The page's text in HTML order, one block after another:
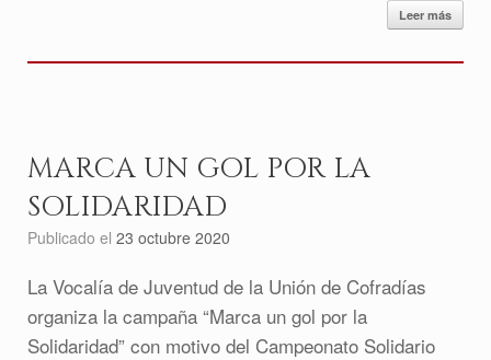
Leer más
MARCA UN GOL POR LA
SOLIDARIDAD
Publicado el 23 octubre 2020
La Vocalía de Juventud de la Unión de Cofradías
organiza la campaña “Marca un gol por la
Solidaridad” con motivo del Campeonato Solidario